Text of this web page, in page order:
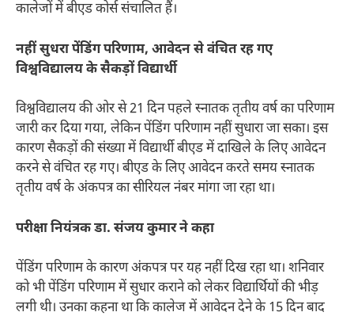
कालेजों में बीएड कोर्स संचालित हैं।
नहीं सुधरा पेंडिंग परिणाम, आवेदन से वंचित रह गए
विश्वविद्यालय के सैकड़ों विद्यार्थी
विश्वविद्यालय की ओर से 21 दिन पहले स्नातक तृतीय वर्ष का परिणाम
जारी कर दिया गया, लेकिन पेंडिंग परिणाम नहीं सुधारा जा सका। इस
कारण सैकड़ों की संख्या में विद्यार्थी बीएड में दाखिले के लिए आवेदन
करने से वंचित रह गए। बीएड के लिए आवेदन करते समय स्नातक
तृतीय वर्ष के अंकपत्र का सीरियल नंबर मांगा जा रहा था।
परीक्षा नियंत्रक डा. संजय कुमार ने कहा
पेंडिंग परिणाम के कारण अंकपत्र पर यह नहीं दिख रहा था। शनिवार
को भी पेंडिंग परिणाम में सुधार कराने को लेकर विद्यार्थियों की भीड़
लगी थी। उनका कहना था कि कालेज में आवेदन देने के 15 दिन बाद